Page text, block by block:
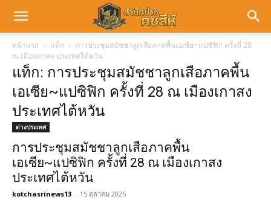
หน้าแรก แท็ก
การประชุมสมัชชาลูกเสือภาคพื้นเอเซีย~แปซิฟิก ครั้งที่ 28
ณ เมืองเกาสง ประเทศไต้หวัน
แท็ก: การประชุมสมัชชาลูกเสือภาคพื้น
เอเซีย~แปซิฟิก ครั้งที่ 28 ณ เมืองเกาสง
ประเทศไต้หวัน
ต่างประเทศ
การประชุมสมัชชาลูกเสือภาคพื้น
เอเซีย~แปซิฟิก ครั้งที่ 28 ณ เมืองเกาสง
ประเทศไต้หวัน
kotchasrinews13 - 15 ตุลาคม 2025